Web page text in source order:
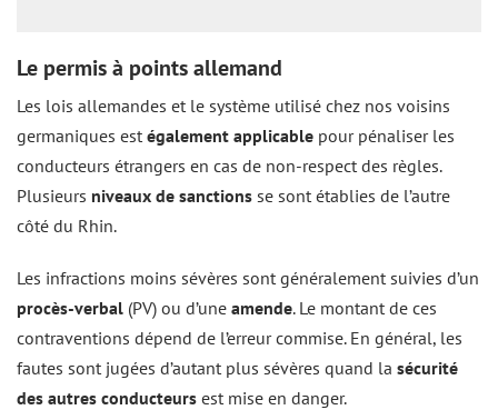
Le permis à points allemand
Les lois allemandes et le système utilisé chez nos voisins
germaniques est également applicable pour pénaliser les
conducteurs étrangers en cas de non-respect des règles.
Plusieurs niveaux de sanctions se sont établies de l’autre
côté du Rhin.
Les infractions moins sévères sont généralement suivies d’un
procès-verbal (PV) ou d’une amende. Le montant de ces
contraventions dépend de l’erreur commise. En général, les
fautes sont jugées d’autant plus sévères quand la sécurité
des autres conducteurs est mise en danger.